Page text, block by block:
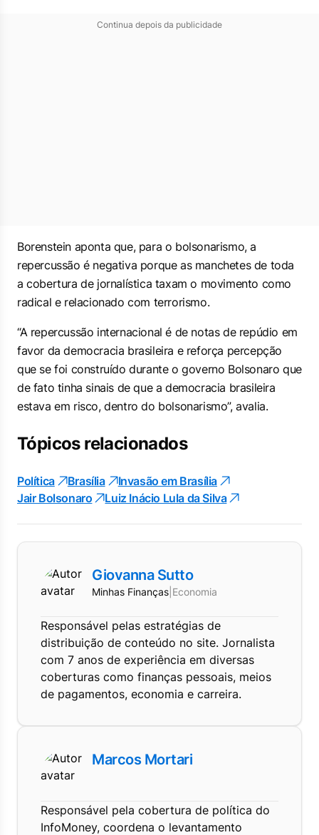
Continua depois da publicidade
Borenstein aponta que, para o bolsonarismo, a
repercussão é negativa porque as manchetes de toda
a cobertura de jornalística taxam o movimento como
radical e relacionado com terrorismo.
“A repercussão internacional é de notas de repúdio em
favor da democracia brasileira e reforça percepção
que se foi construído durante o governo Bolsonaro que
de fato tinha sinais de que a democracia brasileira
estava em risco, dentro do bolsonarismo”, avalia.
Tópicos relacionados
Política Brasília
Invasão em Brasília
Jair Bolsonaro
Luiz Inácio Lula da Silva
Giovanna Sutto
Minhas Finanças Economia
Responsável pelas estratégias de
distribuição de conteúdo no site. Jornalista
com 7 anos de experiência em diversas
coberturas como finanças pessoais, meios
de pagamentos, economia e carreira.
Marcos Mortari
Responsável pela cobertura de política do
InfoMoney, coordena o levantamento